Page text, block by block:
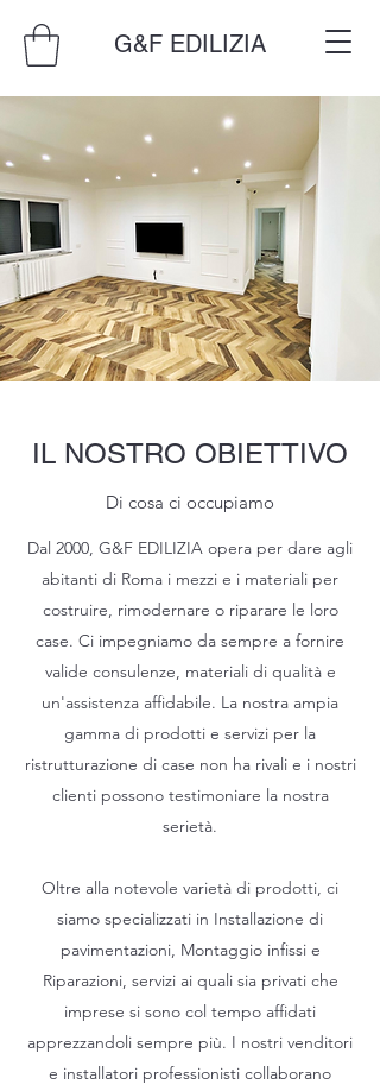
G&F EDILIZIA
IL NOSTRO OBIETTIVO
Di cosa ci occupiamo
Dal 2000, G&F EDILIZIA opera per dare agli
abitanti di Roma i mezzi e i materiali per
costruire, rimodernare o riparare le loro
case. Ci impegniamo da sempre a fornire
valide consulenze, materiali di qualità e
un'assistenza affidabile. La nostra ampia
gamma di prodotti e servizi per la
ristrutturazione di case non ha rivali e i nostri
clienti possono testimoniare la nostra
serietà.
Oltre alla notevole varietà di prodotti, ci
siamo specializzati in Installazione di
pavimentazioni, Montaggio infissi e
Riparazioni, servizi ai quali sia privati che
imprese si sono col tempo affidati
apprezzandoli sempre più. I nostri venditori
e installatori professionisti collaborano